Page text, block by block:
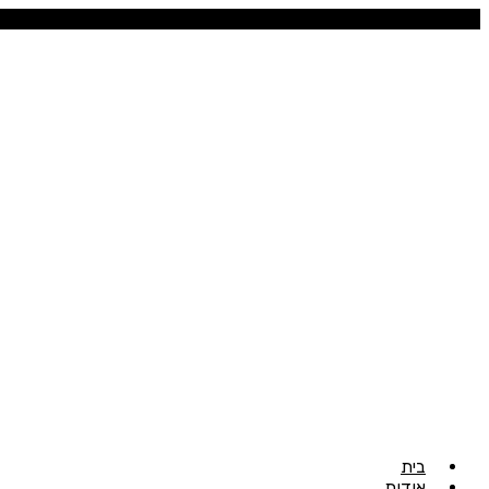
בית